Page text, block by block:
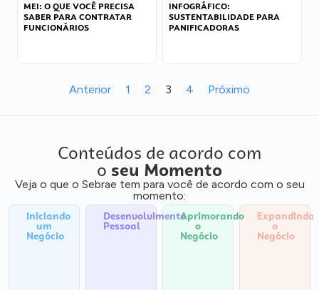
MEI: O QUE VOCÊ PRECISA
SABER PARA CONTRATAR
FUNCIONÁRIOS
INFOGRÁFICO:
SUSTENTABILIDADE PARA
PANIFICADORAS
Anterior 1 2 3 4 Próximo
Conteúdos de acordo com
o seu Momento
Veja o que o Sebrae tem para você de acordo com o seu
momento:
Iniciando
um
Negócio
Desenvolvimento
Pessoal
Aprimorando
o
Negócio
Expandindo
o
Negócio